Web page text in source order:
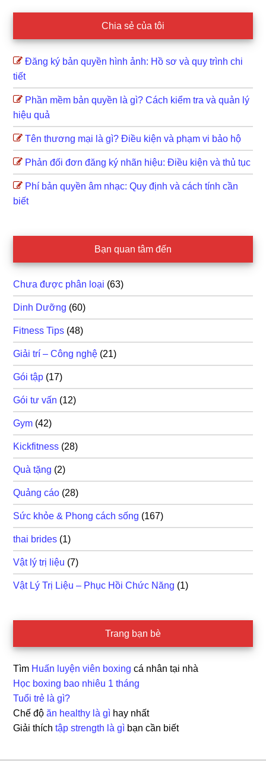
Chia sẻ của tôi
Đăng ký bản quyền hình ảnh: Hồ sơ và quy trình chi
tiết
Phần mềm bản quyền là gì? Cách kiểm tra và quản lý
hiệu quả
Tên thương mại là gì? Điều kiện và phạm vi bảo hộ
Phản đối đơn đăng ký nhãn hiệu: Điều kiện và thủ tục
Phí bản quyền âm nhạc: Quy định và cách tính cần
biết
Bạn quan tâm đến
Chưa được phân loại (63)
Dinh Dưỡng (60)
Fitness Tips (48)
Giải trí – Công nghệ (21)
Gói tập (17)
Gói tư vấn (12)
Gym (42)
Kickfitness (28)
Quà tặng (2)
Quảng cáo (28)
Sức khỏe & Phong cách sống (167)
thai brides (1)
Vật lý trị liệu (7)
Vật Lý Trị Liệu – Phục Hồi Chức Năng (1)
Trang bạn bè
Tìm Huấn luyện viên boxing cá nhân tại nhà
Học boxing bao nhiêu 1 tháng
Tuổi trẻ là gì?
Chế độăn healthy là gì hay nhất
Giải thíchtập strength là gì bạn cần biết